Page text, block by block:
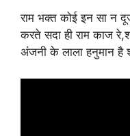
राम भक्त कोई इन सा न
करते सदा ही राम काज
अंजनी के लाला हनुमान है